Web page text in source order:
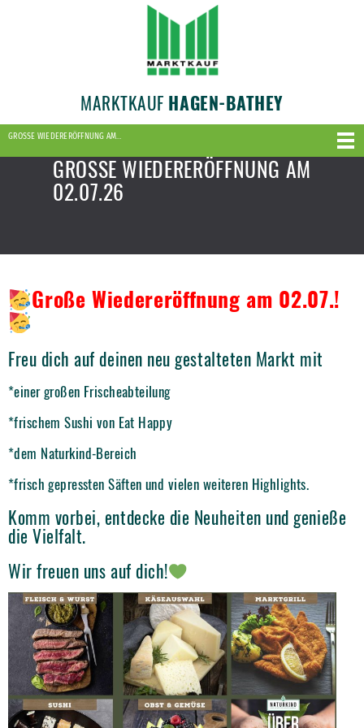
MARKTKAUF HAGEN-BATHEY
GROSSE WIEDERERÖFFNUNG AM…
GROSSE WIEDERERÖFFNUNG AM
02.07.26
Große Wiedereröffnung am 02.07.!
Freu dich auf deinen neu gestalteten Markt mit
*einer großen Frischeabteilung
*frischem Sushi von Eat Happy
*dem Naturkind-Bereich
*frisch gepressten Säften und vielen weiteren Highlights.
Komm vorbei, entdecke die Neuheiten und genieße
die Vielfalt.
Wir freuen uns auf dich!